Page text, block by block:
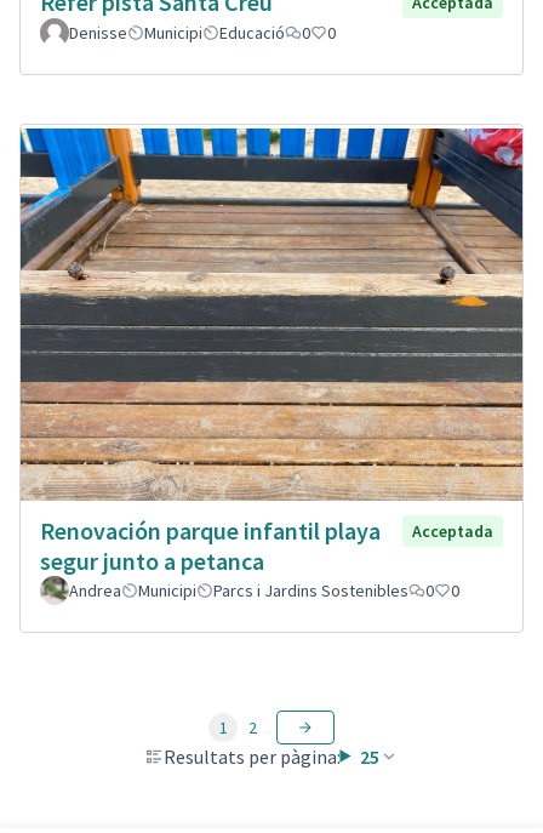
Denisse
Municipi Educació 0 0
Renovación parque infantil playa
segur junto a petanca
Acceptada
Andrea Municipi Parcs i Jardins Sostenibles 0 0
Resultats per pàgina: 25
1 2